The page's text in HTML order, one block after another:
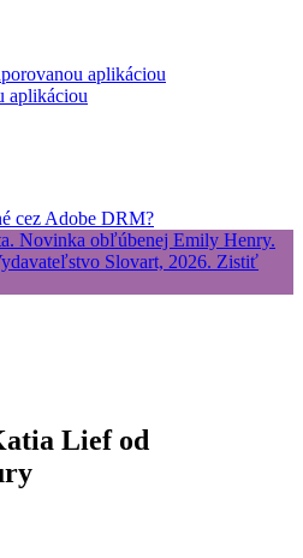
aplikáciou
aplikáciou
cez Adobe DRM?
Lief od